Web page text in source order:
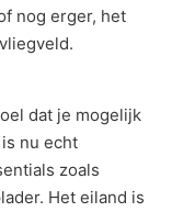
nog erger, het
dat je mogelijk
nu echt
zoals
Het eiland is